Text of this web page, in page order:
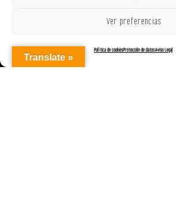
Ver preferencias
Política de cookiesProtección de datosAviso Legal
Translate »